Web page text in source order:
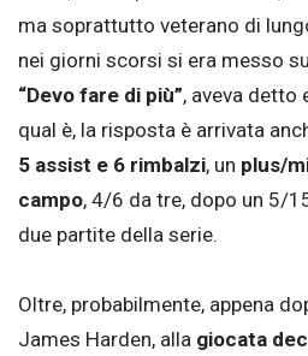
ma soprattutto veterano di
nei giorni scorsi si era messo
“Devo fare di più”, aveva detto
qual è, la risposta è arrivata
5 assist e 6 rimbalzi, un plus/
campo, 4/6 da tre, dopo un 5/
due partite della serie.
Oltre, probabilmente, appena
James Harden, alla giocata